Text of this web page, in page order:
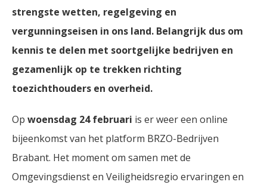
strengste wetten, regelgeving en
vergunningseisen in ons land. Belangrijk dus om
kennis te delen met soortgelijke bedrijven en
gezamenlijk op te trekken richting
toezichthouders en overheid.
Op woensdag 24 februari is er weer een online
bijeenkomst van het platform BRZO-Bedrijven
Brabant. Het moment om samen met de
Omgevingsdienst en Veiligheidsregio ervaringen en